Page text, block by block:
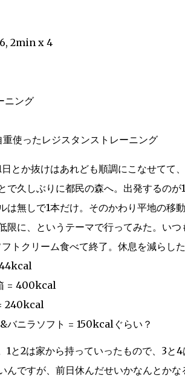
2min x 4
ニング
使ったレジスタンストレーニング
とか抜けはあれども順調にこなせてて
で久しぶりに都民の森へ。出発するの
は無しで1本だけ。そのかわり平地の移
限に、というテーマで行ってみた。い
トクリーム食べて終了。休息を減らし
= 400kcal
240kcal
バニラソフト = 150kcalぐらい？
と2は家から持っていったもので、3と
んですが、前日休んだせいかなんとか